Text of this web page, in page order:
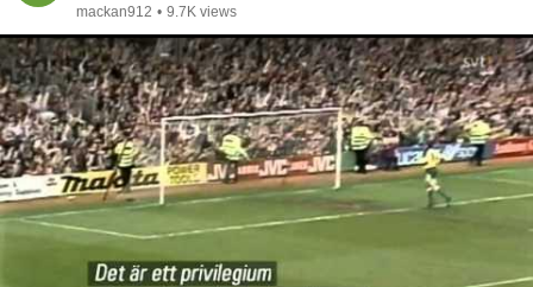
mackan912 • 9.7K views